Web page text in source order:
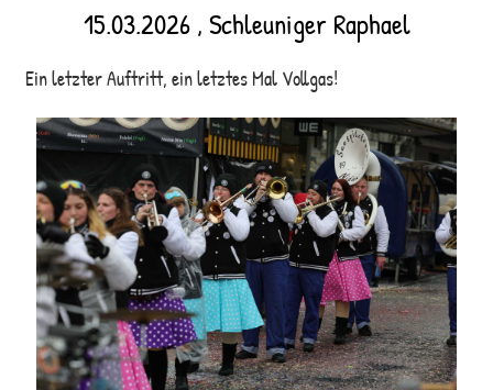
15.03.2026, Schleuniger Raphael
Ein letzter Auftritt, ein letztes Mal Vollgas!